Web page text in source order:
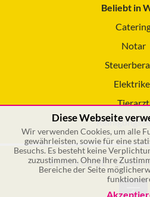
Beliebt in
Notar
Tierarzt
© 2026 GSOL – Online
Diese Webseite
Wir verwenden Cookies, um alle
gewährleisten, sowie für eine
Besuchs. Es besteht keine
zuzustimmen. Ohne Ihre
Bereiche der Seite